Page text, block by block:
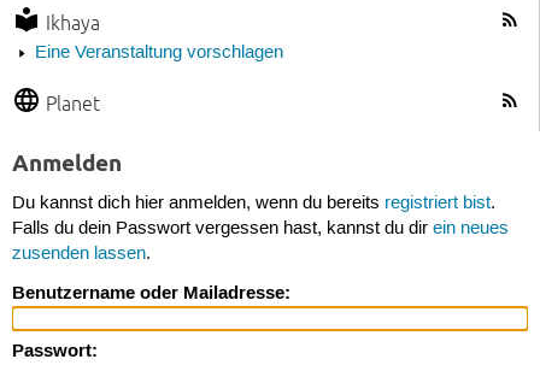
Ikhaya
Eine Veranstaltung vorschlagen
Planet
Anmelden
Du kannst dich hier anmelden, wenn du bereits registriert bist.
Falls du dein Passwort vergessen hast, kannst du dir ein neues
zusenden lassen.
Benutzername oder Mailadresse:
Passwort: